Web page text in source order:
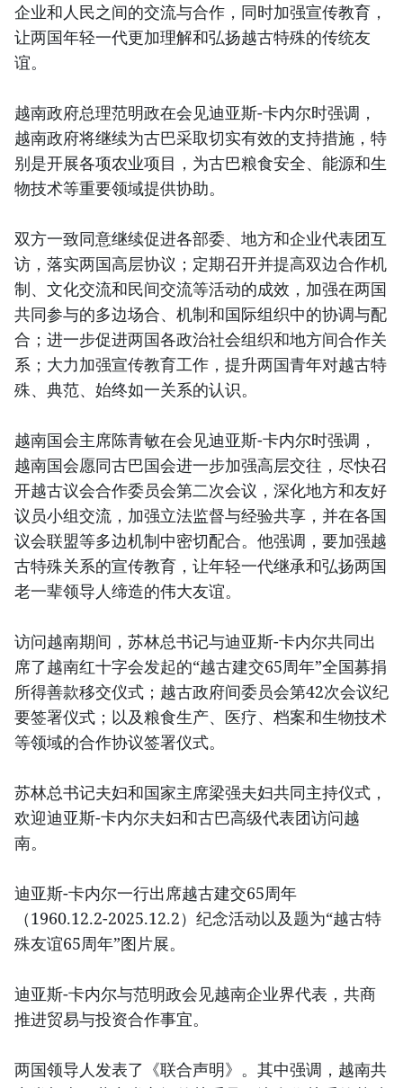
企业和人民之间的交流与合作，同时加强宣传教育，
让两国年轻一代更加理解和弘扬越古特殊的传统友
谊。
越南政府总理范明政在会见迪亚斯-卡内尔时强调，
越南政府将继续为古巴采取切实有效的支持措施，特
别是开展各项农业项目，为古巴粮食安全、能源和生
物技术等重要领域提供协助。
双方一致同意继续促进各部委、地方和企业代表团互
访，落实两国高层协议；定期召开并提高双边合作机
制、文化交流和民间交流等活动的成效，加强在两国
共同参与的多边场合、机制和国际组织中的协调与配
合；进一步促进两国各政治社会组织和地方间合作关
系；大力加强宣传教育工作，提升两国青年对越古特
殊、典范、始终如一关系的认识。
越南国会主席陈青敏在会见迪亚斯-卡内尔时强调，
越南国会愿同古巴国会进一步加强高层交往，尽快召
开越古议会合作委员会第二次会议，深化地方和友好
议员小组交流，加强立法监督与经验共享，并在各国
议会联盟等多边机制中密切配合。他强调，要加强越
古特殊关系的宣传教育，让年轻一代继承和弘扬两国
老一辈领导人缔造的伟大友谊。
访问越南期间，苏林总书记与迪亚斯-卡内尔共同出
席了越南红十字会发起的“越古建交65周年”全国募捐
所得善款移交仪式；越古政府间委员会第42次会议纪
要签署仪式；以及粮食生产、医疗、档案和生物技术
等领域的合作协议签署仪式。
苏林总书记夫妇和国家主席梁强夫妇共同主持仪式，
欢迎迪亚斯-卡内尔夫妇和古巴高级代表团访问越
南。
迪亚斯-卡内尔一行出席越古建交65周年
（1960.12.2-2025.12.2）纪念活动以及题为“越古特
殊友谊65周年”图片展。
迪亚斯-卡内尔与范明政会见越南企业界代表，共商
推进贸易与投资合作事宜。
两国领导人发表了《联合声明》。其中强调，越南共